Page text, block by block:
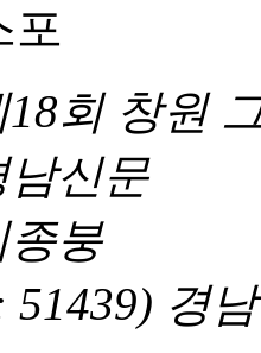
포
회 창원
남신문
종붕
51439) 경